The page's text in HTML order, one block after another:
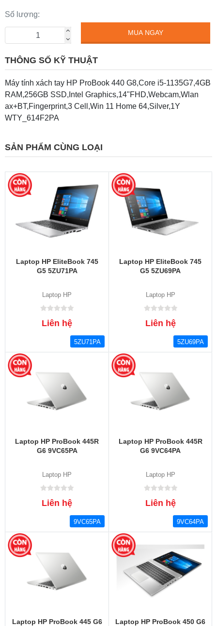
Số lượng:
MUA NGAY
THÔNG SỐ KỸ THUẬT
Máy tính xách tay HP ProBook 440 G8,Core i5-1135G7,4GB
RAM,256GB SSD,Intel Graphics,14"FHD,Webcam,Wlan
ax+BT,Fingerprint,3 Cell,Win 11 Home 64,Silver,1Y
WTY_614F2PA
SẢN PHẨM CÙNG LOẠI
Laptop HP EliteBook 745
G5 5ZU71PA
Laptop HP
Liên hệ
5ZU71PA
Laptop HP EliteBook 745
G5 5ZU69PA
Laptop HP
Liên hệ
5ZU69PA
Laptop HP ProBook 445R
G6 9VC65PA
Laptop HP
Liên hệ
9VC65PA
Laptop HP ProBook 445R
G6 9VC64PA
Laptop HP
Liên hệ
9VC64PA
Laptop HP ProBook 445 G6
Laptop HP ProBook 450 G6